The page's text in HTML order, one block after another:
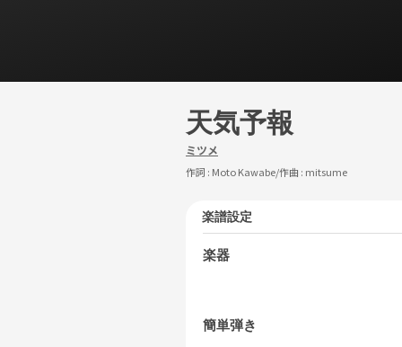
天気予報
ミツメ
作詞 : Moto Kawabe/作曲 : mitsume
楽譜設定
楽器
簡単弾き